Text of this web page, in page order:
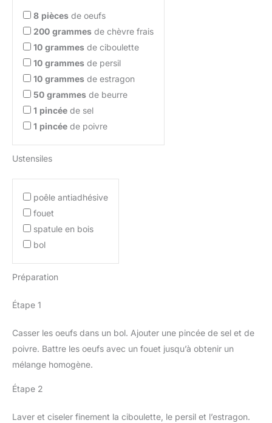
8 pièces de oeufs
200 grammes de chèvre frais
10 grammes de ciboulette
10 grammes de persil
10 grammes de estragon
50 grammes de beurre
1 pincée de sel
1 pincée de poivre
Ustensiles
poêle antiadhésive
fouet
spatule en bois
bol
Préparation
Étape 1
Casser les oeufs dans un bol. Ajouter une pincée de sel et de
poivre. Battre les oeufs avec un fouet jusqu’à obtenir un
mélange homogène.
Étape 2
Laver et ciseler finement la ciboulette, le persil et l’estragon.